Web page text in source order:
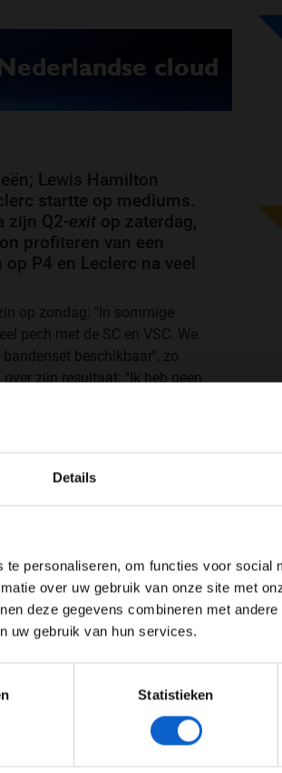
Details
personaliseren, om functies voor social
over uw gebruik van onze site met
deze gegevens combineren met
uw gebruik van hun services.
Statistieken
Lewis Hamilton
startte op mediums.
zijn Q2-exit op zaterdag,
profiteren van een
P4 en Leclerc na veel
op zondag: ''In sommige
pech met de SC en VSC. We
beschikbaar'', zo
zijn resultaat: ''Ik heb geen
weekend was voor ons.'' De
liggen op de snelheid in de
ook dat Monaco een lastig
instellingen
drankenadvertenties (18+)
(24+)
24 JAAR OF OUDER